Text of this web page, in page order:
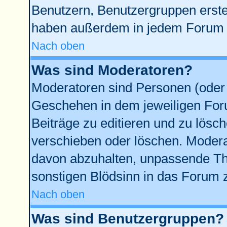
Benutzern, Benutzergruppen
haben außerdem in jedem
Nach oben
Was sind Moderatoren?
Moderatoren sind Personen
Geschehen in dem jeweiligen
Beiträge zu editieren und zu
verschieben oder löschen.
davon abzuhalten, unpassende
sonstigen Blödsinn in das Forum
Nach oben
Was sind Benutzergruppen?